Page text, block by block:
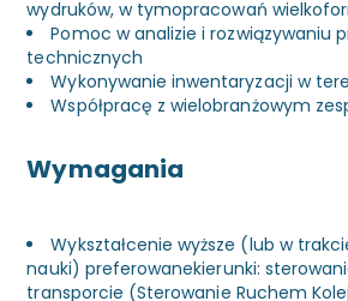
wydruków, w tymopracowań
Pomoc w analizie i rozwiązywaniu
technicznych
Wykonywanie inwentaryzacji w
Współpracę z wielobranżowym
Wymagania
Wykształcenie wyższe (lub w
nauki) preferowanekierunki:
transporcie (Sterowanie Ruchem